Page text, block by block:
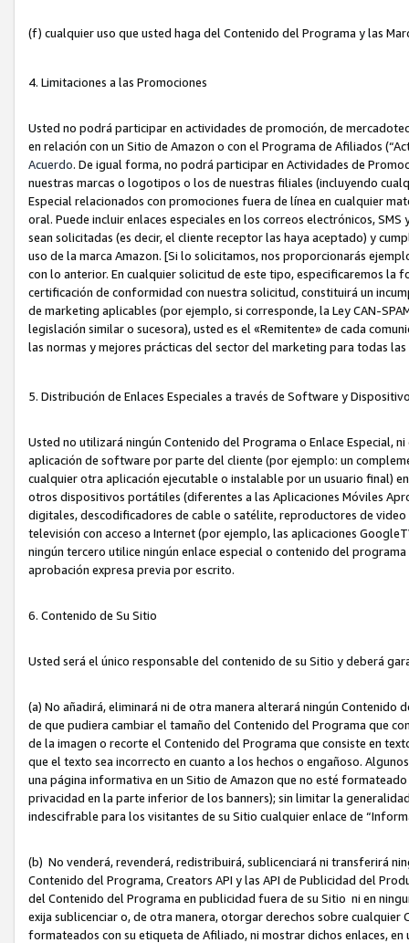
(f) cualquier uso que usted haga del Contenido del Programa y las
4. Limitaciones a las Promociones
Usted no podrá participar en actividades de promoción, de
en relación con un Sitio de Amazon o con el Programa de Afiliados
Acuerdo. De igual forma, no podrá participar en Actividades de
nuestras marcas o logotipos o los de nuestras filiales (incluyendo
Especial relacionados con promociones fuera de línea en cualquier
oral. Puede incluir enlaces especiales en los correos electrónicos,
sean solicitadas (es decir, el cliente receptor las haya aceptado) y
uso de la marca Amazon. [Si lo solicitamos, nos proporcionarás
con lo anterior. En cualquier solicitud de este tipo, especificaremos
certificación de conformidad con nuestra solicitud, constituirá un
de marketing aplicables (por ejemplo, si corresponde, la Ley CAN-
legislación similar o sucesora), usted es el «Remitente» de cada
las normas y mejores prácticas del sector del marketing para todas
5. Distribución de Enlaces Especiales a través de Software y
Usted no utilizará ningún Contenido del Programa o Enlace Especial,
aplicación de software por parte del cliente (por ejemplo: un
cualquier otra aplicación ejecutable o instalable por un usuario final)
otros dispositivos portátiles (diferentes a las Aplicaciones Móviles
digitales, descodificadores de cable o satélite, reproductores de
televisión con acceso a Internet (por ejemplo, las aplicaciones
ningún tercero utilice ningún enlace especial o contenido del
aprobación expresa previa por escrito.
6. Contenido de Su Sitio
Usted será el único responsable del contenido de su Sitio y deberá
(a) No añadirá, eliminará ni de otra manera alterará ningún
de que pudiera cambiar el tamaño del Contenido del Programa que
de la imagen o recorte el Contenido del Programa que consiste en
que el texto sea incorrecto en cuanto a los hechos o engañoso.
una página informativa en un Sitio de Amazon que no esté
privacidad en la parte inferior de los banners); sin limitar la
indescifrable para los visitantes de su Sitio cualquier enlace de
(b) No venderá, revenderá, redistribuirá, sublicenciará ni transferirá
Contenido del Programa, Creators API y las API de Publicidad del
del Contenido del Programa en publicidad fuera de su Sitio ni en
exija sublicenciar o, de otra manera, otorgar derechos sobre
formateados con su etiqueta de Afiliado, ni mostrar dichos enlaces,